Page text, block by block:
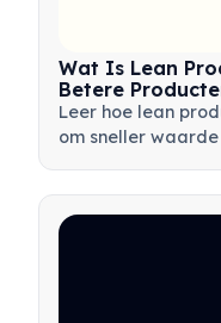
Wat Is Lean
Betere
Leer hoe lean
om sneller